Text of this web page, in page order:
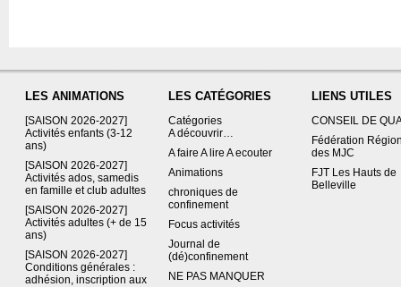
LES ANIMATIONS
[SAISON 2026-2027]
Activités enfants (3-12
ans)
[SAISON 2026-2027]
Activités ados, samedis
en famille et club adultes
[SAISON 2026-2027]
Activités adultes (+ de 15
ans)
[SAISON 2026-2027]
Conditions générales :
adhésion, inscription aux
LES CATÉGORIES
Catégories
A découvrir…
A faire A lire A ecouter
Animations
chroniques de
confinement
Focus activités
Journal de
(dé)confinement
NE PAS MANQUER
LIENS UTILES
CONSEIL DE
Fédération
des MJC
FJT Les Hauts de
Belleville